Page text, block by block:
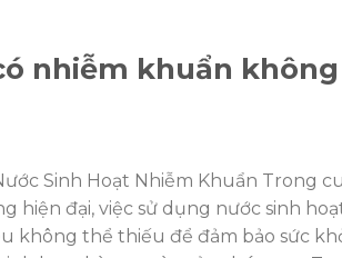
nhiễm khuẩn không
Sinh Hoạt Nhiễm Khuẩn Trong
hiện đại, việc sử dụng nước sinh
không thể thiếu để đảm bảo sức